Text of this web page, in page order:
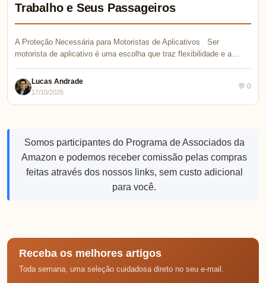
Trabalho e Seus Passageiros
A Proteção Necessária para Motoristas de Aplicativos Ser
motorista de aplicativo é uma escolha que traz flexibilidade e a…
Lucas Andrade
17/10/2025
💬 0
Somos participantes do Programa de Associados da
Amazon e podemos receber comissão pelas compras
feitas através dos nossos links, sem custo adicional
para você.
Receba os melhores artigos
Toda semana, uma seleção cuidadosa direto no seu e-mail.